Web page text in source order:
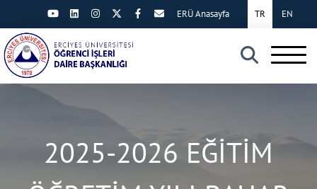
×
TR EN
ERÜ Anasayfa
2025-2026 EĞİTİM